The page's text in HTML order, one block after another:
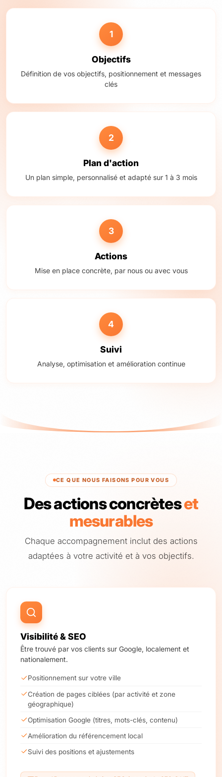
1
Objectifs
Définition de vos objectifs, positionnement et messages
clés
2
Plan d'action
Un plan simple, personnalisé et adapté sur 1 à 3 mois
3
Actions
Mise en place concrète, par nous ou avec vous
4
Suivi
Analyse, optimisation et amélioration continue
CE QUE NOUS FAISONS POUR VOUS
Des actions concrèteset
mesurables
Chaque accompagnement inclut des actions
adaptées à votre activité et à vos objectifs.
Visibilité & SEO
Être trouvé par vos clients sur Google, localement et
nationalement.
Positionnement sur votre ville
Création de pages ciblées (par activité et zone
géographique)
Optimisation Google (titres, mots-clés, contenu)
Amélioration du référencement local
Suivi des positions et ajustements